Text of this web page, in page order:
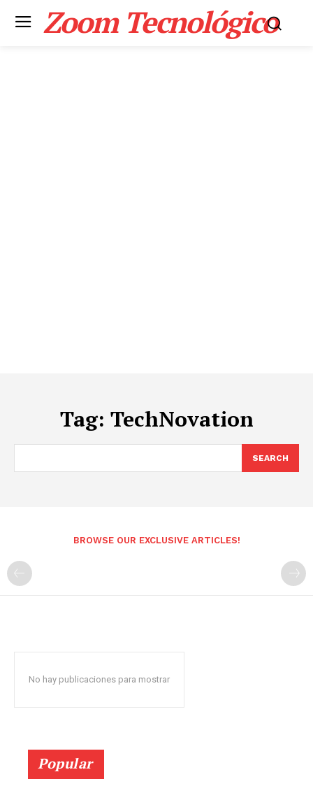
Zoom Tecnológico
Tag: TechNovation
SEARCH
BROWSE OUR EXCLUSIVE ARTICLES!
No hay publicaciones para mostrar
Popular